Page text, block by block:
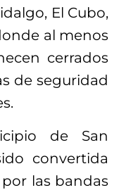
El Cubo,
al menos
cerrados
de seguridad
de San
convertida
las bandas